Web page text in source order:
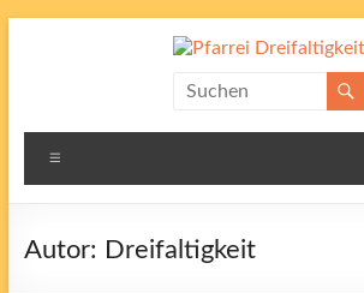
Dreifaltigkeit
Autor: Dreifaltigkeit